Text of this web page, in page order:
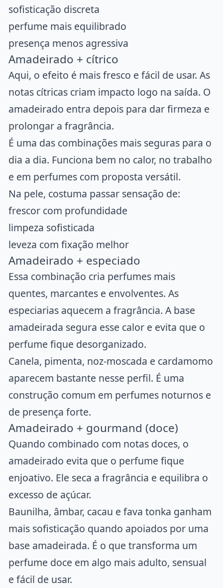
sofisticação discreta
perfume mais equilibrado
presença menos agressiva
Amadeirado + cítrico
Aqui, o efeito é mais fresco e fácil de usar. As
notas cítricas criam impacto logo na saída. O
amadeirado entra depois para dar firmeza e
prolongar a fragrância.
É uma das combinações mais seguras para o
dia a dia. Funciona bem no calor, no trabalho
e em perfumes com proposta versátil.
Na pele, costuma passar sensação de:
frescor com profundidade
limpeza sofisticada
leveza com fixação melhor
Amadeirado + especiado
Essa combinação cria perfumes mais
quentes, marcantes e envolventes. As
especiarias aquecem a fragrância. A base
amadeirada segura esse calor e evita que o
perfume fique desorganizado.
Canela, pimenta, noz-moscada e cardamomo
aparecem bastante nesse perfil. É uma
construção comum em perfumes noturnos e
de presença forte.
Amadeirado + gourmand (doce)
Quando combinado com notas doces, o
amadeirado evita que o perfume fique
enjoativo. Ele seca a fragrância e equilibra o
excesso de açúcar.
Baunilha, âmbar, cacau e fava tonka ganham
mais sofisticação quando apoiados por uma
base amadeirada. É o que transforma um
perfume doce em algo mais adulto, sensual
e fácil de usar.